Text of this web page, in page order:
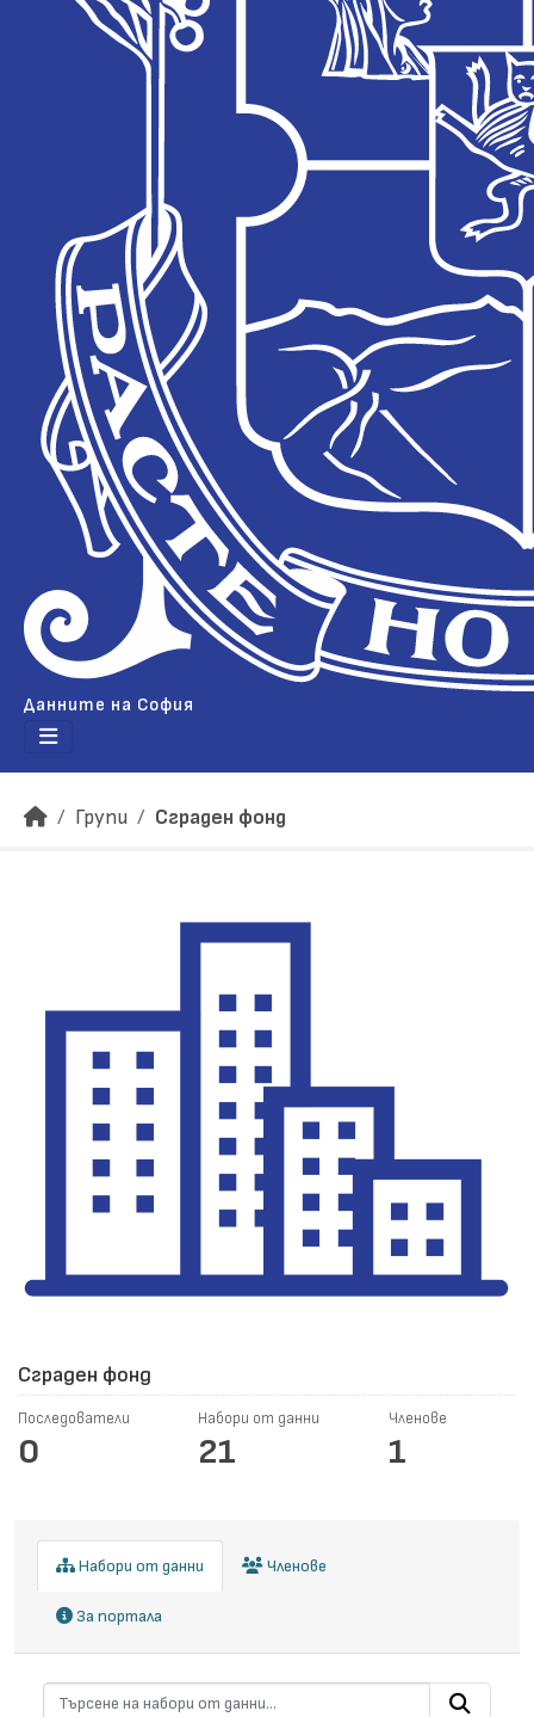
Данните на София
Групи Сграден фонд
Сграден фонд
Последователи
0
Набори от данни
21
Членове
1
Набори от данни Членове
За портала